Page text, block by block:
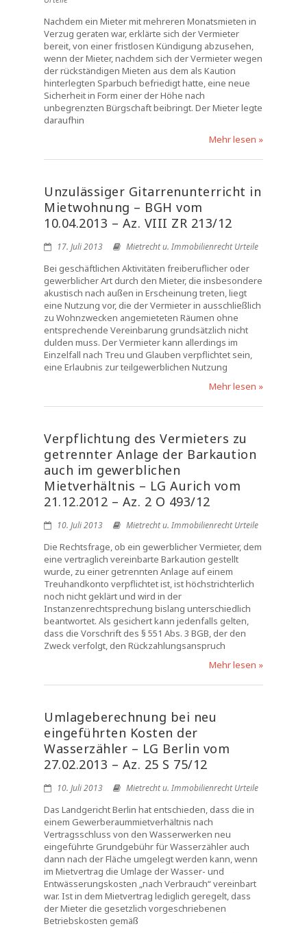
Nachdem ein Mieter mit mehreren Monatsmieten in
Verzug geraten war, erklärte sich der Vermieter
bereit, von einer fristlosen Kündigung abzusehen,
wenn der Mieter, nachdem sich der Vermieter wegen
der rückständigen Mieten aus dem als Kaution
hinterlegten Sparbuch befriedigt hatte, eine neue
Sicherheit in Form einer der Höhe nach
unbegrenzten Bürgschaft beibringt. Der Mieter legte
daraufhin
Mehr lesen »
Unzulässiger Gitarrenunterricht in
Mietwohnung – BGH vom
10.04.2013 – Az. VIII ZR 213/12
17. Juli 2013 Mietrecht u. Immobilienrecht Urteile
Bei geschäftlichen Aktivitäten freiberuflicher oder
gewerblicher Art durch den Mieter, die insbesondere
akustisch nach außen in Erscheinung treten, liegt
eine Nutzung vor, die der Vermieter in ausschließlich
zu Wohnzwecken angemieteten Räumen ohne
entsprechende Vereinbarung grundsätzlich nicht
dulden muss. Der Vermieter kann allerdings im
Einzelfall nach Treu und Glauben verpflichtet sein,
eine Erlaubnis zur teilgewerblichen Nutzung
Mehr lesen »
Verpflichtung des Vermieters zu
getrennter Anlage der Barkaution
auch im gewerblichen
Mietverhältnis – LG Aurich vom
21.12.2012 – Az. 2 O 493/12
10. Juli 2013 Mietrecht u. Immobilienrecht Urteile
Die Rechtsfrage, ob ein gewerblicher Vermieter, dem
eine vertraglich vereinbarte Barkaution gestellt
wurde, zu einer getrennten Anlage auf einem
Treuhandkonto verpflichtet ist, ist höchstrichterlich
noch nicht geklärt und wird in der
Instanzenrechtsprechung bislang unterschiedlich
beantwortet. Als gesichert kann jedenfalls gelten,
dass die Vorschrift des § 551 Abs. 3 BGB, der den
Zweck verfolgt, den Rückzahlungsanspruch
Mehr lesen »
Umlageberechnung bei neu
eingeführten Kosten der
Wasserzähler – LG Berlin vom
27.02.2013 – Az. 25 S 75/12
10. Juli 2013 Mietrecht u. Immobilienrecht Urteile
Das Landgericht Berlin hat entschieden, dass die in
einem Gewerberaummietverhältnis nach
Vertragsschluss von den Wasserwerken neu
eingeführte Grundgebühr für Wasserzähler auch
dann nach der Fläche umgelegt werden kann, wenn
im Mietvertrag die Umlage der Wasser- und
Entwässerungskosten „nach Verbrauch“ vereinbart
war. Ist in dem Mietvertrag lediglich geregelt, dass
der Mieter die gesetzlich vorgeschriebenen
Betriebskosten gemäß